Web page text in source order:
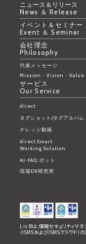
ニュース＆リリース
News ＆ Release
イベント＆セミナー
Event ＆ Seminar
会社理念
Philosophy
代表メッセージ
Mission・Vision・Value
サービス
Our Service
direct
タグショット/タグアルバム
ナレッジ動画
direct Smart
Working Solution
AI-FAQ ボット
現場DX研究所
L is Bは、情報セキュリティマ
（ISMSおよびISMSクラウド）